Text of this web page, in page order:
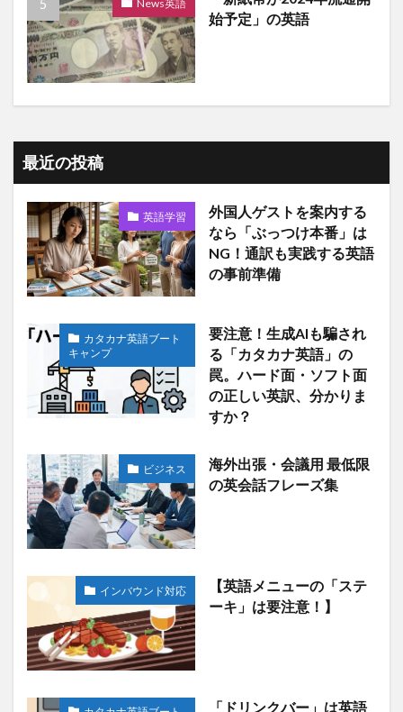
News英語
始予定」の英語
最近の投稿
英語学習
外国人ゲストを案内する
なら「ぶっつけ本番」は
NG！通訳も実践する英語
の事前準備
カタカナ英語ブート
キャンプ
要注意！生成AIも騙され
る「カタカナ英語」の
罠。ハード面・ソフト面
の正しい英訳、分かりま
すか？
ビジネス
海外出張・会議用 最低限
の英会話フレーズ集
インバウンド対応
【英語メニューの「ステ
ーキ」は要注意！】
「ドリンクバー」は英語